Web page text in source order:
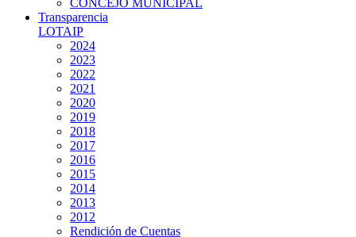
CONCEJO MUNICIPAL
Transparencia
LOTAIP
2024
2023
2022
2021
2020
2019
2018
2017
2016
2015
2014
2013
2012
Rendición de Cuentas